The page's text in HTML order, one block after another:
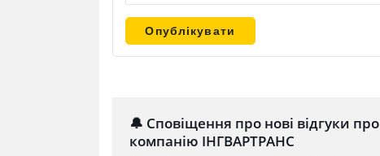
🔔 Сповіщення про нові відгуки про
компанію ІНГВАРТРАНС